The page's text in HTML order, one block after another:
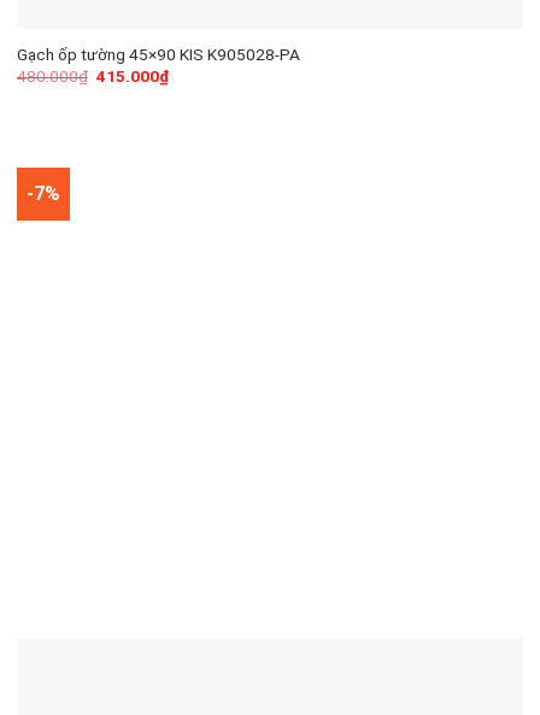
Gạch ốp tường 45×90 KIS K905028-PA
480.000₫ 415.000₫
-7%